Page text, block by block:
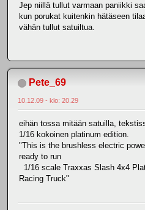
Jep niillä tullut varmaan paniikki
kun porukat kuitenkin hätäseen
vähän tullut satuiltua.
Pete_69
10.12.09 - klo: 20.29
eihän tossa mitään satuilla,
1/16 kokoinen platinum edition.
"This is the brushless electric
ready to run
1/16 scale Traxxas Slash 4x4
Racing Truck"